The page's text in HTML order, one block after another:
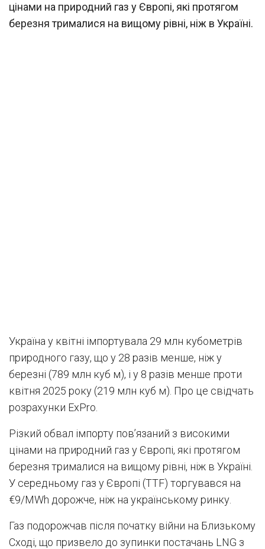
цінами на природний газ у Європі, які протягом
березня трималися на вищому рівні, ніж в Україні.
Україна у квітні імпортувала 29 млн кубометрів
природного газу, що у 28 разів менше, ніж у
березні (789 млн куб м), і у 8 разів менше проти
квітня 2025 року (219 млн куб м). Про це свідчать
розрахунки ExPro.
Різкий обвал імпорту пов’язаний з високими
цінами на природний газ у Європі, які протягом
березня трималися на вищому рівні, ніж в Україні.
У середньому газ у Європі (TTF) торгувався на
€9/MWh дорожче, ніж на українському ринку.
Газ подорожчав після початку війни на Близькому
Сході, що призвело до зупинки постачань LNG з